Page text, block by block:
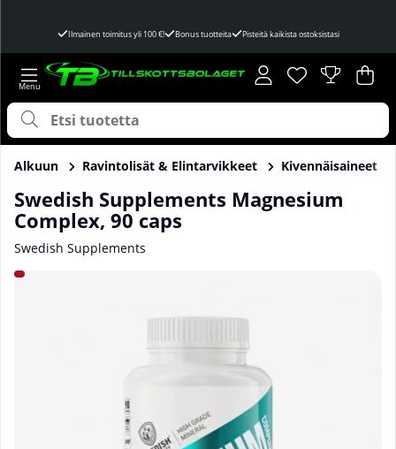
Ilmainen toimitus yli 100 €! Bonus tuotteita Pisteitä kaikista ostoksistasi
Toivelista
Lukumäärä
. .
Alkuun Ravintolisät & Elintarvikkeet Kivennäisaineet
Swedish Supplements Magnesium
Complex, 90 caps
Swedish Supplements
Tuotekuvat Swedish Supplements Magnesium Complex, 90